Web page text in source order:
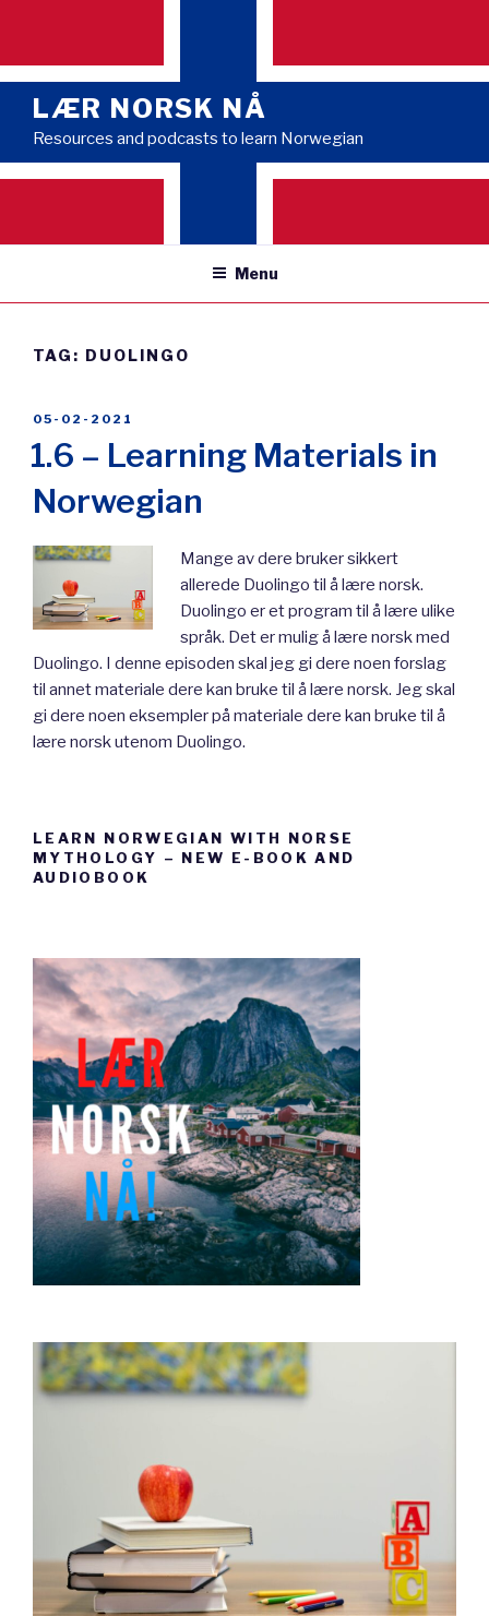
content
LÆR NORSK NÅ
Resources and podcasts to learn Norwegian
Menu
TAG: DUOLINGO
POSTED
05-02-2021
1.6 – Learning Materials in
Norwegian
Mange av dere bruker sikkert
allerede Duolingo til å lære norsk.
Duolingo er et program til å lære ulike
språk. Det er mulig å lære norsk med
Duolingo. I denne episoden skal jeg gi dere noen forslag
til annet materiale dere kan bruke til å lære norsk. Jeg skal
gi dere noen eksempler på materiale dere kan bruke til å
lære norsk utenom Duolingo.
LEARN NORWEGIAN WITH NORSE
MYTHOLOGY – NEW E-BOOK AND
AUDIOBOOK